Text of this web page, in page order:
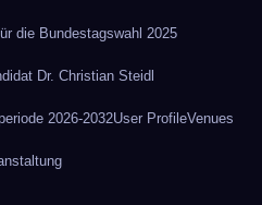
die Bundestagswahl 2025
Dr. Christian Steidl
2026-2032User ProfileVenues